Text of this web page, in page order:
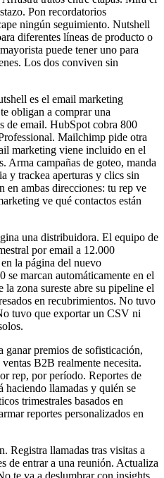
Pon recordatorios
ningún seguimiento. Nutshell
diferentes líneas de producto o
puede tener uno para
Los dos conviven sin
es el email marketing
obligan a comprar una
de email. HubSpot cobra 800
Mailchimp pide otra
marketing viene incluido en el
Arma campañas de goteo, manda
y trackea aperturas y clics sin
ambas direcciones: tu rep ve
ve qué contactos están
una distribuidora. El equipo de
por email a 12.000
la página del nuevo
se marcan automáticamente en el
zona sureste abre su pipeline el
en recubrimientos. No tuvo
tuvo que exportar un CSV ni
ganar premios de sofisticación,
B2B realmente necesita.
rep, por período. Reportes de
haciendo llamadas y quién se
trimestrales basados en
reportes personalizados en
Registra llamadas tras visitas a
de entrar a una reunión. Actualiza